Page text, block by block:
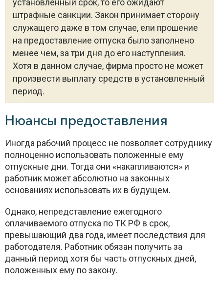
установленный срок, то его ожидают
штрафные санкции. Закон принимает сторону
служащего даже в том случае, ели прошение
на предоставление отпуска было заполнено
менее чем, за три дня до его наступления.
Хотя в данном случае, фирма просто не может
произвести выплату средств в установленный
период.
Нюансы предоставления
Иногда рабочий процесс не позволяет сотруднику
полноценно использовать положенные ему
отпускные дни. Тогда они «накапливаются» и
работник может абсолютно на законных
основаниях использовать их в будущем.
Однако, непредставление ежегодного
оплачиваемого отпуска по ТК РФ в срок,
превышающий два года, имеет последствия для
работодателя. Работник обязан получить за
данный период хотя бы часть отпускных дней,
положенных ему по закону.